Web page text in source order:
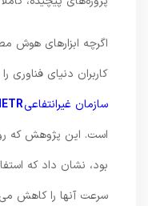
اگرچه ابزارهای هوش
کاربران دنیای فناوری را
سازمان غیرانتفاعیMETR
است. این پژوهش که روی
بود، نشان داد که استفاده
سرعت آنها را کاهش می‌دهد.